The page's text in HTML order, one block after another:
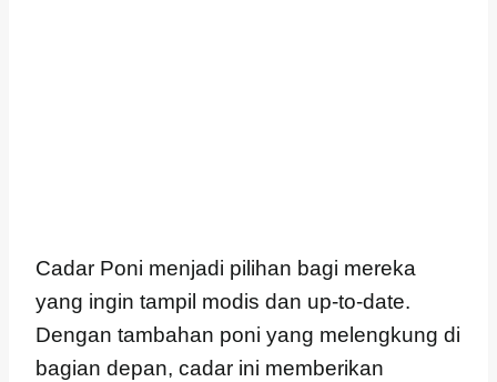
Cadar Poni menjadi pilihan bagi mereka
yang ingin tampil modis dan up-to-date.
Dengan tambahan poni yang melengkung di
bagian depan, cadar ini memberikan